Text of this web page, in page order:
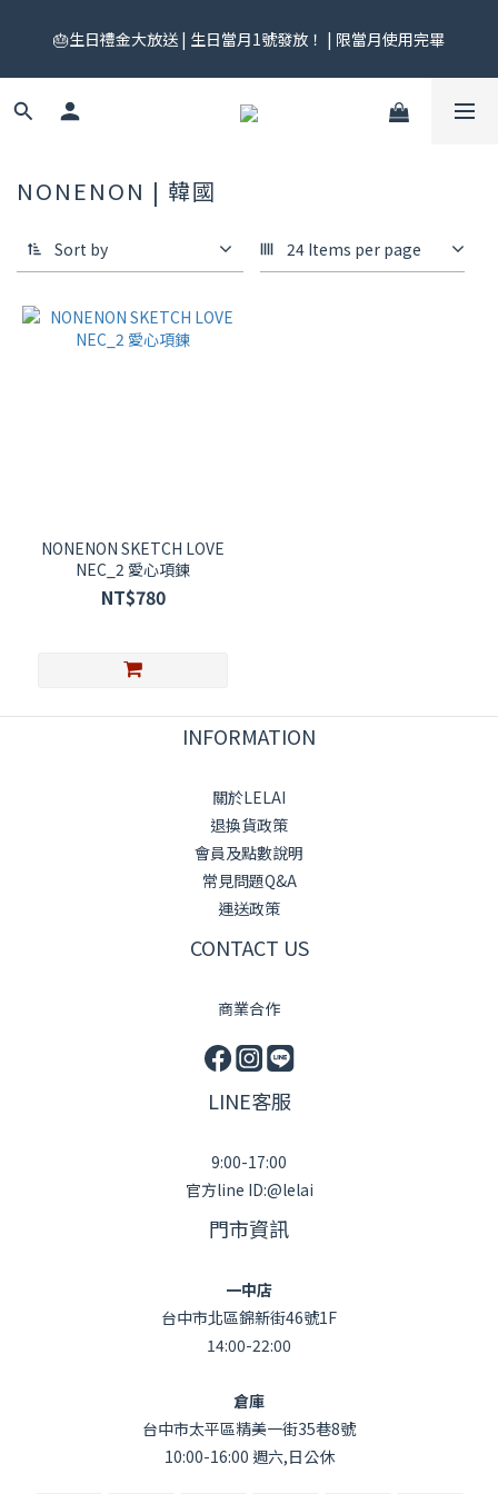
領券中心領，碼碼不同快去領！
🎂生日禮金大放送 | 生日當月1號發放！ | 限當月使用完畢
🎟️ 免運券來了！每月 25 號準時開搶｜$299／$999 各一張｜官網
NONENON | 韓國
Sort by 24 Items per page
NONENON SKETCH LOVE
NEC_2 愛心項鍊
NT$780
INFORMATION
關於LELAI
退換貨政策
會員及點數說明
常見問題Q&A
運送政策
CONTACT US
商業合作
LINE客服
9:00-17:00
官方line ID:@lelai
門市資訊
一中店
台中市北區錦新街46號1F
14:00-22:00
倉庫
台中市太平區精美一街35巷8號
10:00-16:00 週六,日公休